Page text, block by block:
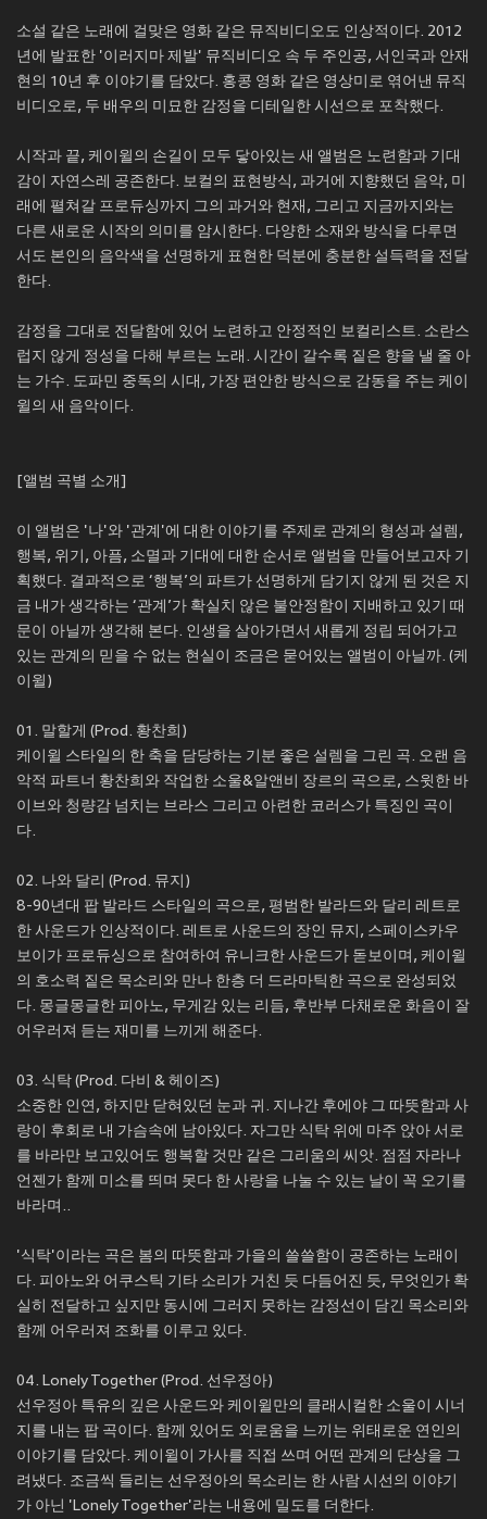
소설 같은 노래에 걸맞은 영화 같은 뮤직비디오도 인상적이다. 2012
년에 발표한 '이러지마 제발' 뮤직비디오 속 두 주인공, 서인국과 안재
현의 10년 후 이야기를 담았다. 홍콩 영화 같은 영상미로 엮어낸 뮤직
비디오로, 두 배우의 미묘한 감정을 디테일한 시선으로 포착했다.
시작과 끝, 케이윌의 손길이 모두 닿아있는 새 앨범은 노련함과 기대
감이 자연스레 공존한다. 보컬의 표현방식, 과거에 지향했던 음악, 미
래에 펼쳐갈 프로듀싱까지 그의 과거와 현재, 그리고 지금까지와는
다른 새로운 시작의 의미를 암시한다. 다양한 소재와 방식을 다루면
서도 본인의 음악색을 선명하게 표현한 덕분에 충분한 설득력을 전달
한다.
감정을 그대로 전달함에 있어 노련하고 안정적인 보컬리스트. 소란스
럽지 않게 정성을 다해 부르는 노래. 시간이 갈수록 짙은 향을 낼 줄 아
는 가수. 도파민 중독의 시대, 가장 편안한 방식으로 감동을 주는 케이
윌의 새 음악이다.
[앨범 곡별 소개]
이 앨범은 '나'와 '관계'에 대한 이야기를 주제로 관계의 형성과 설렘,
행복, 위기, 아픔, 소멸과 기대에 대한 순서로 앨범을 만들어보고자 기
획했다. 결과적으로 ‘행복’의 파트가 선명하게 담기지 않게 된 것은 지
금 내가 생각하는 ‘관계’가 확실치 않은 불안정함이 지배하고 있기 때
문이 아닐까 생각해 본다. 인생을 살아가면서 새롭게 정립 되어가고
있는 관계의 믿을 수 없는 현실이 조금은 묻어있는 앨범이 아닐까. (케
이윌)
01. 말할게 (Prod. 황찬희)
케이윌 스타일의 한 축을 담당하는 기분 좋은 설렘을 그린 곡. 오랜 음
악적 파트너 황찬희와 작업한 소울&알앤비 장르의 곡으로, 스윗한 바
이브와 청량감 넘치는 브라스 그리고 아련한 코러스가 특징인 곡이
다.
02. 나와 달리 (Prod. 뮤지)
8-90년대 팝 발라드 스타일의 곡으로, 평범한 발라드와 달리 레트로
한 사운드가 인상적이다. 레트로 사운드의 장인 뮤지, 스페이스카우
보이가 프로듀싱으로 참여하여 유니크한 사운드가 돋보이며, 케이윌
의 호소력 짙은 목소리와 만나 한층 더 드라마틱한 곡으로 완성되었
다. 몽글몽글한 피아노, 무게감 있는 리듬, 후반부 다채로운 화음이 잘
어우러져 듣는 재미를 느끼게 해준다.
03. 식탁 (Prod. 다비 & 헤이즈)
소중한 인연, 하지만 닫혀있던 눈과 귀. 지나간 후에야 그 따뜻함과 사
랑이 후회로 내 가슴속에 남아있다. 자그만 식탁 위에 마주 앉아 서로
를 바라만 보고있어도 행복할 것만 같은 그리움의 씨앗. 점점 자라나
언젠가 함께 미소를 띄며 못다 한 사랑을 나눌 수 있는 날이 꼭 오기를
바라며..
'식탁'이라는 곡은 봄의 따뜻함과 가을의 쓸쓸함이 공존하는 노래이
다. 피아노와 어쿠스틱 기타 소리가 거친 듯 다듬어진 듯, 무엇인가 확
실히 전달하고 싶지만 동시에 그러지 못하는 감정선이 담긴 목소리와
함께 어우러져 조화를 이루고 있다.
04. Lonely Together (Prod. 선우정아)
선우정아 특유의 깊은 사운드와 케이윌만의 클래시컬한 소울이 시너
지를 내는 팝 곡이다. 함께 있어도 외로움을 느끼는 위태로운 연인의
이야기를 담았다. 케이윌이 가사를 직접 쓰며 어떤 관계의 단상을 그
려냈다. 조금씩 들리는 선우정아의 목소리는 한 사람 시선의 이야기
가 아닌 'Lonely Together'라는 내용에 밀도를 더한다.